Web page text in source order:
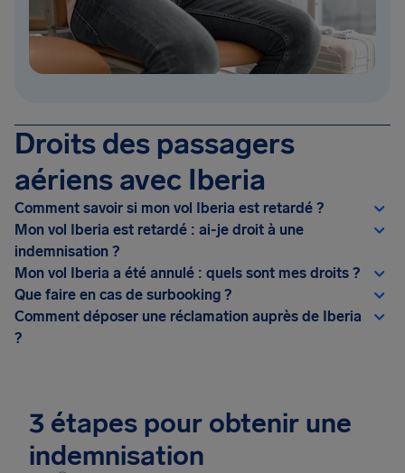
Droits des passagers
aériens avec Iberia
Comment savoir si mon vol Iberia est retardé ?
Mon vol Iberia est retardé : ai-je droit à une
indemnisation ?
Mon vol Iberia a été annulé : quels sont mes droits ?
Que faire en cas de surbooking ?
Comment déposer une réclamation auprès de Iberia
?
3 étapes pour obtenir une
indemnisation